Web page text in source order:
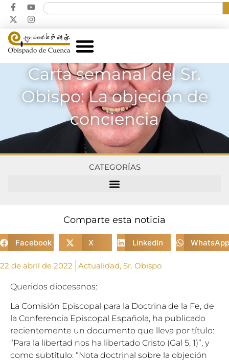
Carta semanal del Sr.
Obispo: La objeción de
conciencia
CATEGORÍAS
Comparte esta noticia
Facebook X LinkedIn WhatsApp
22 de abril de 2022 Actualidad, Sr. Obispo
Queridos diocesanos:
La Comisión Episcopal para la Doctrina de la Fe, de
la Conferencia Episcopal Española, ha publicado
recientemente un documento que lleva por título:
“Para la libertad nos ha libertado Cristo (Gal 5, 1)”, y
como subtítulo: “Nota doctrinal sobre la objeción